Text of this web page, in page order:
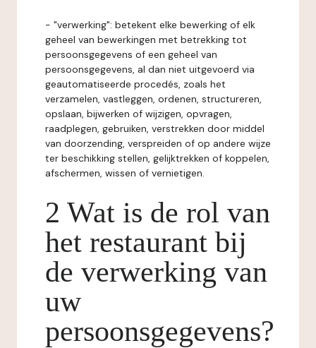
- "verwerking": betekent elke bewerking of elk
geheel van bewerkingen met betrekking tot
persoonsgegevens of een geheel van
persoonsgegevens, al dan niet uitgevoerd via
geautomatiseerde procedés, zoals het
verzamelen, vastleggen, ordenen, structureren,
opslaan, bijwerken of wijzigen, opvragen,
raadplegen, gebruiken, verstrekken door middel
van doorzending, verspreiden of op andere wijze
ter beschikking stellen, gelijktrekken of koppelen,
afschermen, wissen of vernietigen.
2 Wat is de rol van
het restaurant bij
de verwerking van
uw
persoonsgegevens?